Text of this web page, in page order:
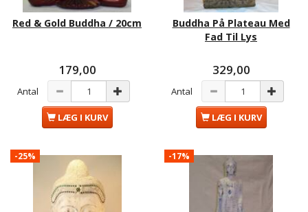
Red & Gold Buddha / 20cm
179,00
Antal
LÆG I KURV
Buddha På Plateau Med
Fad Til Lys
329,00
Antal
LÆG I KURV
-25% -17%